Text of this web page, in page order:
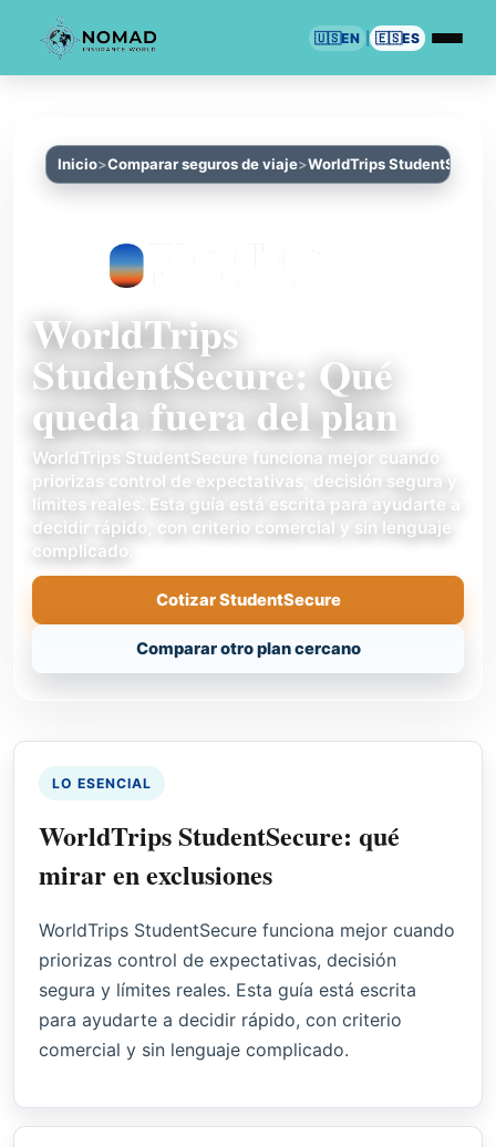
🇺🇸EN 🇪🇸ES
Inicio Comparar seguros de viaje WorldTrips StudentSecure
WorldTrips
StudentSecure: Qué
queda fuera del plan
WorldTrips StudentSecure funciona mejor cuando
priorizas control de expectativas, decisión segura y
límites reales. Esta guía está escrita para ayudarte a
decidir rápido, con criterio comercial y sin lenguaje
complicado.
Cotizar StudentSecure
Comparar otro plan cercano
LO ESENCIAL
WorldTrips StudentSecure: qué
mirar en exclusiones
WorldTrips StudentSecure funciona mejor cuando
priorizas control de expectativas, decisión
segura y límites reales. Esta guía está escrita
para ayudarte a decidir rápido, con criterio
comercial y sin lenguaje complicado.